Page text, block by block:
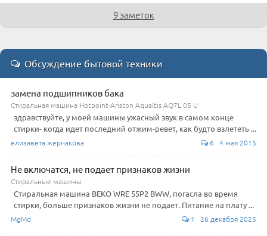
9 заметок
Обсуждение бытовой техники
замена подшипников бака
Стиральная машина Hotpoint-Ariston Aqualtis AQ7L 05 U
здравствуйте, у моей машины ужасный звук в самом конце
стирки- когда идет последний отжим-ревет, как будто взлететь ...
елизавета жернакова 6 4 мая 2015
Не включатся, не подает признаков жизни
Стиральные машины
Стиральная машина BEKO WRE 55P2 BWW, погасла во время
стирки, больше признаков жизни не подает. Питание на плату ...
MgMd 1 26 декабря 2025